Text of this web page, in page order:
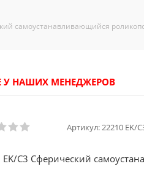
самоустанавливающийся
У НАШИХ МЕНЕДЖЕРОВ
Артикул:22210 EK/
C3 Сферический